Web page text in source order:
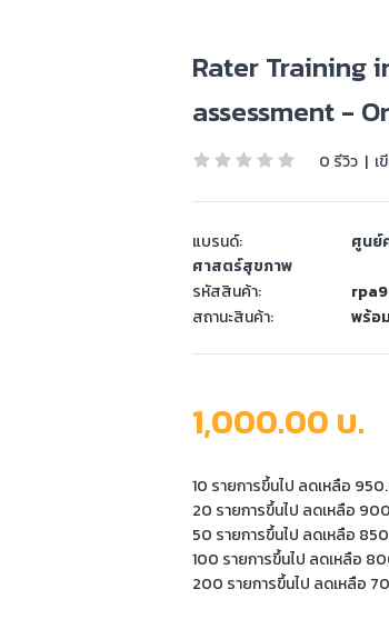
Rater Training
assessment -
0 รีวิว | เ
แบรนด์:
ศูนย์
ศาสตร์สุขภาพ
รหัสสินค้า:
สถานะสินค้า:
พร้อ
1,000.00 บ.
10 รายการขึ้นไป ลดเหลือ
20 รายการขึ้นไป ลดเหลือ
50 รายการขึ้นไป ลดเหลือ
100 รายการขึ้นไป ลดเหลือ
200 รายการขึ้นไป ลดเหลือ